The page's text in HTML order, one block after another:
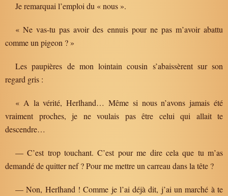
Je remarquai l’emploi du « nous ».
« Ne vas-tu pas avoir des ennuis pour ne pas m’avoir abattu
comme un pigeon ? »
Les paupières de mon lointain cousin s’abaissèrent sur son
regard gris :
« A la vérité, Herlhand… Même si nous n’avons jamais été
vraiment proches, je ne voulais pas être celui qui allait te
descendre…
— C’est trop touchant. C’est pour me dire cela que tu m’as
demandé de quitter nef ? Pour me mettre un carreau dans la tête ?
— Non, Herlhand ! Comme je l’ai déjà dit, j’ai un marché à te